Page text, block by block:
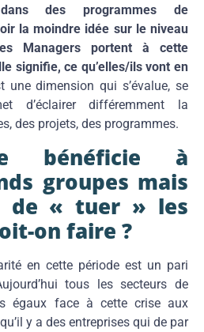
des programmes de
la moindre idée sur le niveau
Managers portent à cette
signifie, ce qu’elles/ils vont en
une dimension qui s’évalue, se
d’éclairer différemment la
des projets, des programmes.
bénéficie à
groupes mais
de « tuer » les
on faire ?
en cette période est un pari
tous les secteurs de
égaux face à cette crise aux
y a des entreprises qui de par